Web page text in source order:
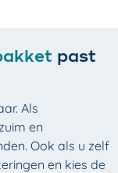
past
Als
en
Ook als u zelf
en kies de